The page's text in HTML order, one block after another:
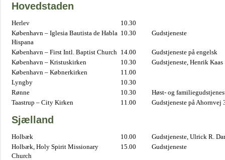
Hovedstaden
Herlev
10.30
København – Iglesia Bautista de Habla
Hispana
10.30 Gudstjeneste
København – First Intl. Baptist Church 14.00
Gudstjeneste på engelsk
København – Kristuskirken
10.30
Gudstjeneste, Henrik Kaas
København – Købnerkirken
11.00
Lyngby
10.30
Rønne
10.30
Høst- og
Taastrup – City Kirken
11.00 Gudstjeneste på Ahornvej
Sjælland
Holbæk 10.00
Gudstjeneste, Ulrick R.
Holbæk, Holy Spirit Missionary
Church
15.00 Gudstjeneste